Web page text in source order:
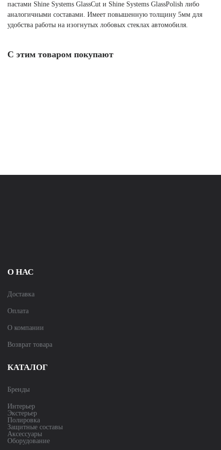
пастами Shine Systems GlassCut и Shine Systems GlassPolish либо
аналогичными составами. Имеет повышенную толщину 5мм для
удобства работы на изогнутых лобовых стеклах автомобиля.
С этим товаром покупают
О НАС
Доставка
Оплата
О компании
Возврат товара
КАТАЛОГ
Бренды
Интерьер
Экстерьер
Полировка
Защитные составы
Аксессуары
Оборудование